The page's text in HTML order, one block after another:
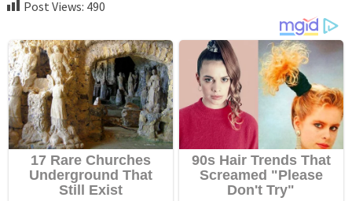
Post Views: 490